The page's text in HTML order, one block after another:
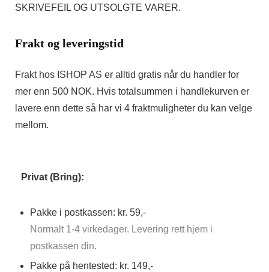
SKRIVEFEIL OG UTSOLGTE VARER.
Frakt og leveringstid
Frakt hos ISHOP AS er alltid gratis når du handler for
mer enn 500 NOK. Hvis totalsummen i handlekurven er
lavere enn dette så har vi 4 fraktmuligheter du kan velge
mellom.
Privat (Bring):
Pakke i postkassen: kr. 59,-
Normalt 1-4 virkedager. Levering rett hjem i
postkassen din.
Pakke på hentested: kr. 149,-